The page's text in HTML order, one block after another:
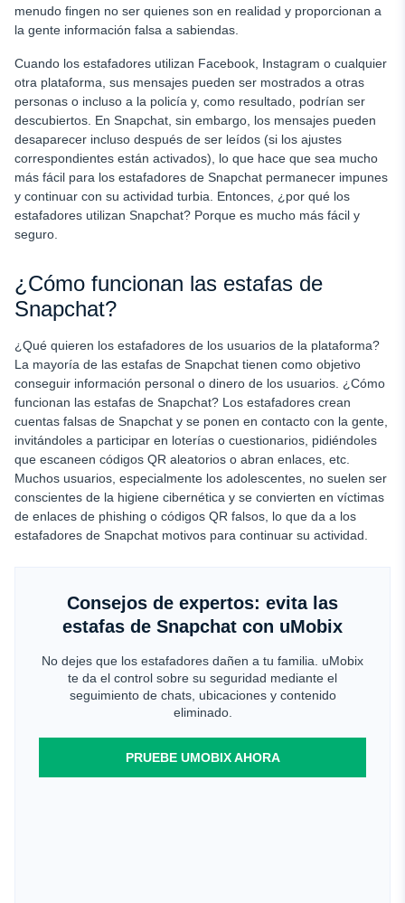
menudo fingen no ser quienes son en realidad y proporcionan a
la gente información falsa a sabiendas.
Cuando los estafadores utilizan Facebook, Instagram o cualquier
otra plataforma, sus mensajes pueden ser mostrados a otras
personas o incluso a la policía y, como resultado, podrían ser
descubiertos. En Snapchat, sin embargo, los mensajes pueden
desaparecer incluso después de ser leídos (si los ajustes
correspondientes están activados), lo que hace que sea mucho
más fácil para los estafadores de Snapchat permanecer impunes
y continuar con su actividad turbia. Entonces, ¿por qué los
estafadores utilizan Snapchat? Porque es mucho más fácil y
seguro.
¿Cómo funcionan las estafas de
Snapchat?
¿Qué quieren los estafadores de los usuarios de la plataforma?
La mayoría de las estafas de Snapchat tienen como objetivo
conseguir información personal o dinero de los usuarios. ¿Cómo
funcionan las estafas de Snapchat? Los estafadores crean
cuentas falsas de Snapchat y se ponen en contacto con la gente,
invitándoles a participar en loterías o cuestionarios, pidiéndoles
que escaneen códigos QR aleatorios o abran enlaces, etc.
Muchos usuarios, especialmente los adolescentes, no suelen ser
conscientes de la higiene cibernética y se convierten en víctimas
de enlaces de phishing o códigos QR falsos, lo que da a los
estafadores de Snapchat motivos para continuar su actividad.
Consejos de expertos: evita las
estafas de Snapchat con uMobix
No dejes que los estafadores dañen a tu familia. uMobix
te da el control sobre su seguridad mediante el
seguimiento de chats, ubicaciones y contenido
eliminado.
PRUEBE UMOBIX AHORA